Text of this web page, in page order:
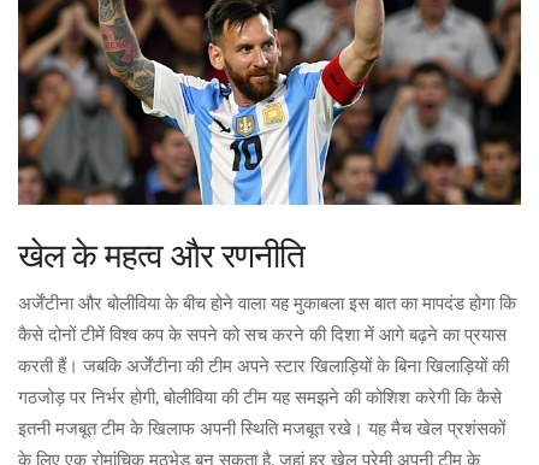
खेल के महत्व और रणनीति
अर्जेंटीना और बोलीविया के बीच होने वाला यह मुकाबला इस बात का मापदंड होगा कि
कैसे दोनों टीमें विश्व कप के सपने को सच करने की दिशा में आगे बढ़ने का प्रयास
करती हैं। जबकि अर्जेंटीना की टीम अपने स्टार खिलाड़ियों के बिना खिलाड़ियों की
गठजोड़ पर निर्भर होगी, बोलीविया की टीम यह समझने की कोशिश करेगी कि कैसे
इतनी मजबूत टीम के खिलाफ अपनी स्थिति मजबूत रखे। यह मैच खेल प्रशंसकों
के लिए एक रोमांचिक मुठभेड़ बन सकता है, जहां हर खेल प्रेमी अपनी टीम के